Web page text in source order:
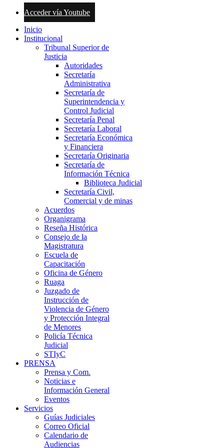
Acceder vía Youtube
Inicio
Institucional
Tribunal Superior de
Justicia
Autoridades
Secretaría
Administrativa
Secretaría de
Superintendencia y
Control Judicial
Secretaría Penal
Secretaría Laboral
Secretaría Económica
y Financiera
Secretaría Originaria
Secretaría de
Información Técnica
Biblioteca Judicial
Secretaría Civil,
Comercial y de minas
Acuerdos
Organigrama
Reseña Histórica
Consejo de la
Magistratura
Escuela de
Capacitación
Oficina de Género
Ruaga
Juzgado de
Instrucción de
Violencia de Género
y Protección Integral
de Menores
Policía Técnica
Judicial
STIyC
PRENSA
Prensa y Com.
Noticias e
Información General
Eventos
Servicios
Guías Judiciales
Correo Oficial
Calendario de
Audiencias